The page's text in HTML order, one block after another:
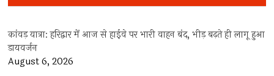
कांवड़ यात्रा: हरिद्वार में आज से हाईवे पर भारी वाहन बंद, भीड़ बढ़ते ही लागू हुआ
डायवर्जन
August 6, 2026